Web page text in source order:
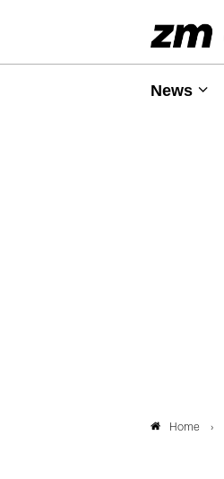
News
Home